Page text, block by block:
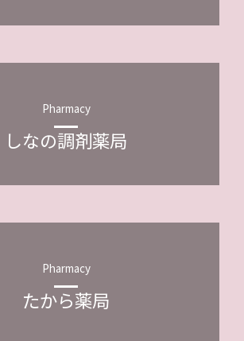
Pharmacy
しなの調剤薬局
Pharmacy
たから薬局